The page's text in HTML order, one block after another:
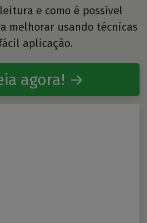
e como é possível
melhorar usando técnicas
aplicação.
agora! →